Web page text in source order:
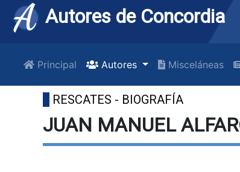
Autores de Concordia
Principal Autores Misceláneas
RESCATES - BIOGRAFÍA
JUAN MANUEL